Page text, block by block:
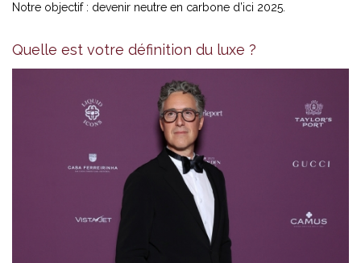
Notre objectif : devenir neutre en carbone d’ici 2025.
Quelle est votre définition du luxe ?